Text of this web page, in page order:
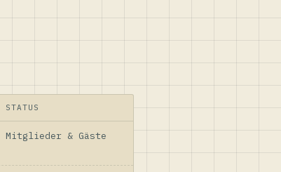
STATUS
Mitglieder & Gäste